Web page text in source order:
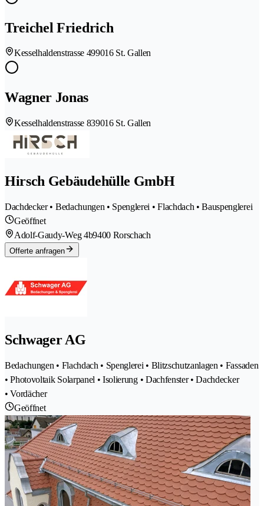
Treichel Friedrich
Kesselhaldenstrasse 499016 St. Gallen
Wagner Jonas
Kesselhaldenstrasse 839016 St. Gallen
Hirsch Gebäudehülle GmbH
Dachdecker • Bedachungen • Spenglerei • Flachdach • Bauspenglerei
Geöffnet
Adolf-Gaudy-Weg 4b9400 Rorschach
Offerte anfragen
Schwager AG
Bedachungen • Flachdach • Spenglerei • Blitzschutzanlagen • Fassaden
• Photovoltaik Solarpanel • Isolierung • Dachfenster • Dachdecker
• Vordächer
Geöffnet